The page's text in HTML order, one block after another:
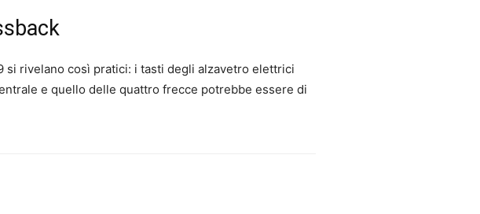
si rivelano così pratici: i tasti degli alzavetro elettrici
e quello delle quattro frecce potrebbe essere di